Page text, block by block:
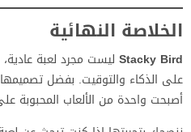
الخلاصة النهائية
Stacky Bird ليست مجرد لعبة
على الذكاء والتوقيت. بفضل
أصبحت واحدة من الألعاب المحبوبة